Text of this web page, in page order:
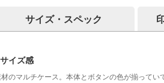
サイズ・スペック
イズ感
のマルチケース。本体とボタンの色が揃ってい